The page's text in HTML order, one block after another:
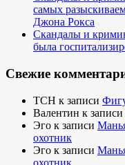
самых
Джона Рокса
Скандалы и
была
Свежие
TCH к записи
Валентин к записи
Эго к записи
охотник
Эго к записи
охотник